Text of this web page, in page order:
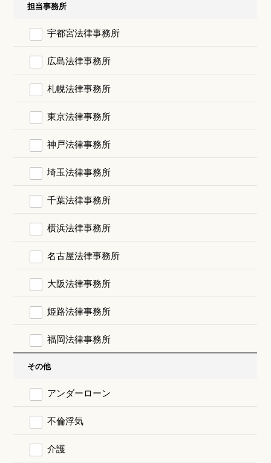
担当事務所
宇都宮法律事務所
広島法律事務所
札幌法律事務所
東京法律事務所
神戸法律事務所
埼玉法律事務所
千葉法律事務所
横浜法律事務所
名古屋法律事務所
大阪法律事務所
姫路法律事務所
福岡法律事務所
その他
アンダーローン
不倫浮気
介護